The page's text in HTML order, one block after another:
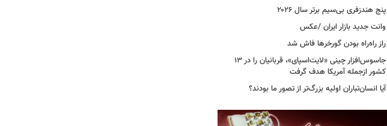
پنج هندزفری بی‌سیم برتر سال ۲۰۲۶
وانت جدید بازار ایران /عکس
راز راه‌راه بودن گورخرها فاش شد
جاسوس‌افزار چینی «لایت‌اسپای»، قربانیان را در ۱۳
کشور ازجمله آمریکا هدف گرفت
آیا انسان‌تباران اولیه بزرگ‌تر از تصور ما بودند؟